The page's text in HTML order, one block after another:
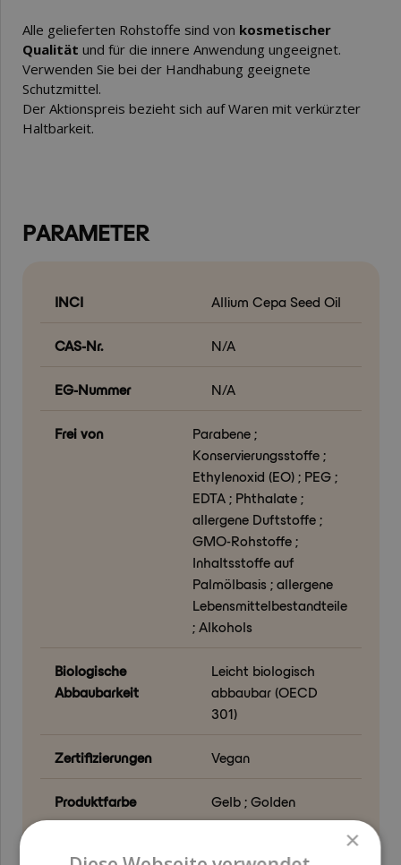
Alle gelieferten Rohstoffe sind von kosmetischer
Qualität und für die innere Anwendung ungeeignet.
Verwenden Sie bei der Handhabung geeignete
Schutzmittel.
Der Aktionspreis bezieht sich auf Waren mit verkürzter
Haltbarkeit.
PARAMETER
INCI Allium Cepa Seed Oil
CAS-Nr. N/A
EG-Nummer N/A
Frei von
Parabene ;
Konservierungsstoffe ;
Ethylenoxid (EO) ; PEG ;
EDTA ; Phthalate ;
allergene Duftstoffe ;
GMO-Rohstoffe ;
Inhaltsstoffe auf
Palmölbasis ; allergene
Lebensmittelbestandteile
; Alkohols
Biologische
Abbaubarkeit
Leicht biologisch
abbaubar (OECD
301)
Zertifizierungen Vegan
Produktfarbe Gelb ; Golden
×